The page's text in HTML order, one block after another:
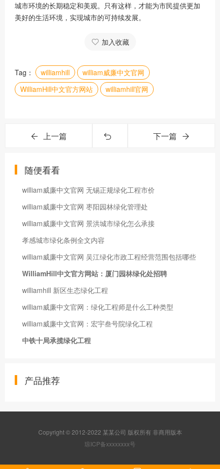
城市环境的长期稳定和美观。只有这样，才能为市民提供更加
美好的生活环境，实现城市的可持续发展。
加入收藏
Tag： williamhill
william威廉中文官网
WilliamHill中文官方网站
williamhill官网
上一篇 下一篇
随便看看
william威廉中文官网 无锡正规绿化工程市价
william威廉中文官网 枣阳园林绿化管理处
william威廉中文官网 景洪城市绿化怎么承接
孝感城市绿化条例全文内容
william威廉中文官网 吴江绿化市政工程经营范围包括哪些
WilliamHill中文官方网站：厦门园林绿化处招聘
williamhill 新区生态绿化工程
william威廉中文官网：绿化工程师是什么工种类型
william威廉中文官网：宏宇叁号院绿化工程
中铁十局承揽绿化工程
产品推荐
Copyright © 2012-2022 某某公司 版权所有 非商用版本
琼ICP备xxxxxxxx号